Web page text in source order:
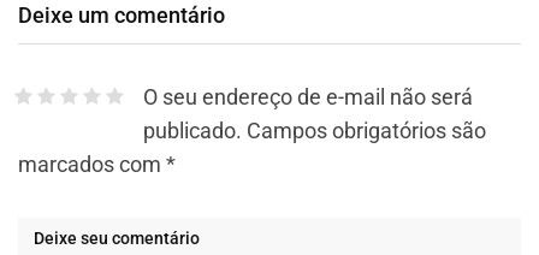
Deixe um comentário
O seu endereço de e-mail não será
publicado. Campos obrigatórios são
marcados com *